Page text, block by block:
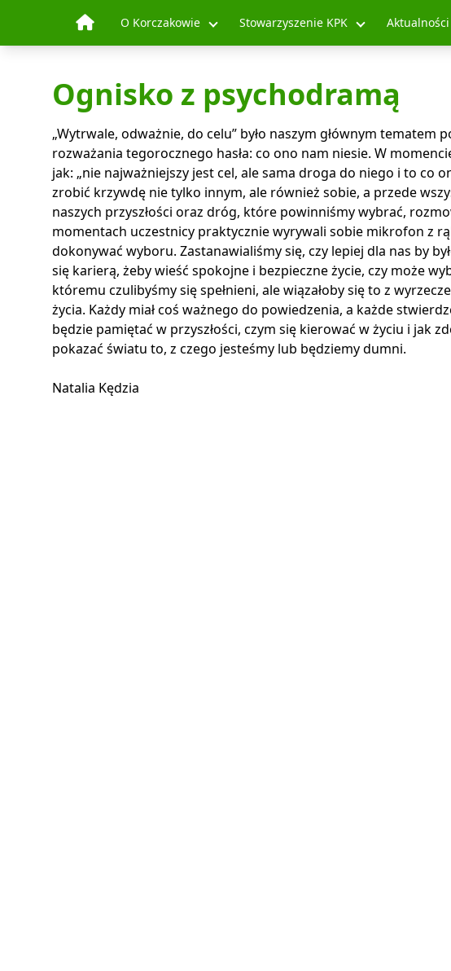
O Korczakowie Stowarzyszenie KPK Aktualności
Ognisko z psychodramą
„Wytrwale, odważnie, do celu” było naszym głównym tematem
rozważania tegorocznego hasła: co ono nam niesie. W
jak: „nie najważniejszy jest cel, ale sama droga do niego i to co
zrobić krzywdę nie tylko innym, ale również sobie, a przede
naszych przyszłości oraz dróg, które powinniśmy wybrać,
momentach uczestnicy praktycznie wyrywali sobie mikrofon z
dokonywać wyboru. Zastanawialiśmy się, czy lepiej dla nas by
się karierą, żeby wieść spokojne i bezpieczne życie, czy może
któremu czulibyśmy się spełnieni, ale wiązałoby się to z
życia. Każdy miał coś ważnego do powiedzenia, a każde
będzie pamiętać w przyszłości, czym się kierować w życiu i jak
pokazać światu to, z czego jesteśmy lub będziemy dumni.
Natalia Kędzia